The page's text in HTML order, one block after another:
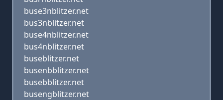
buse3nblitzer.net
bus3nblitzer.net
buse4nblitzer.net
bus4nblitzer.net
buseblitzer.net
busenbblitzer.net
busebblitzer.net
busengblitzer.net